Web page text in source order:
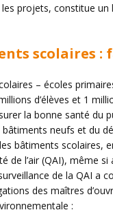
projets, constitue un
scolaires
– écoles
d’élèves et 1
la bonne santé du
bâtiments neufs et du
bâtiments scolaires,
de l’air (QAI), même
de la QAI a
des maîtres
: